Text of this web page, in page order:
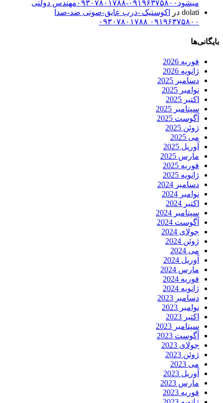
میشود۰۹۱۹۶۳۷۵۸۰۰-۰۹۳۰۷۸۰۱۷۸۸مهندس دولتی
dolati در
اکوستیک -درب عایق-صوتی ضد-صدا
۰۹۱۹۶۳۷۵۸۰۰ ۰۹۳۰۷۸۰۱۷۸۸
بایگانی‌ها
فوریه 2026
ژانویه 2026
دسامبر 2025
نوامبر 2025
اکتبر 2025
سپتامبر 2025
آگوست 2025
ژوئن 2025
می 2025
آوریل 2025
مارس 2025
فوریه 2025
ژانویه 2025
دسامبر 2024
نوامبر 2024
اکتبر 2024
سپتامبر 2024
آگوست 2024
جولای 2024
ژوئن 2024
می 2024
آوریل 2024
مارس 2024
فوریه 2024
ژانویه 2024
دسامبر 2023
نوامبر 2023
اکتبر 2023
سپتامبر 2023
آگوست 2023
جولای 2023
ژوئن 2023
می 2023
آوریل 2023
مارس 2023
فوریه 2023